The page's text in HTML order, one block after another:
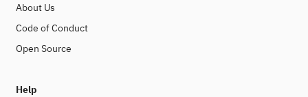
About Us
Code of Conduct
Open Source
Help